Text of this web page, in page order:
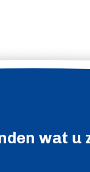
wat u